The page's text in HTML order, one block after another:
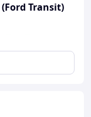
Transit)